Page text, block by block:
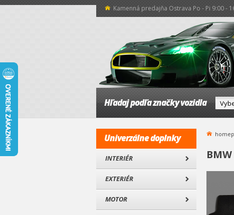
Kamenná predajňa Ostrava Po - Pi 9:00 -
Hľadaj podľa značky vozidla
Univerzálne doplnky
INTERIÉR
EXTERIÉR
MOTOR